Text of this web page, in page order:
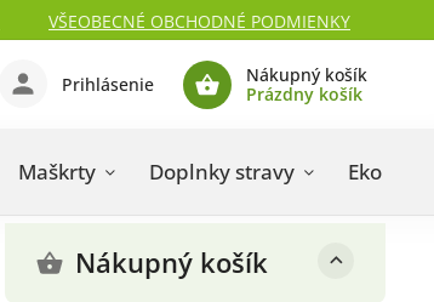
VŠEOBECNÉ OBCHODNÉ PODMIENKY
Nákupný košík
Prázdny košík
Prihlásenie
Maškrty Doplnky stravy Eko
Nákupný košík